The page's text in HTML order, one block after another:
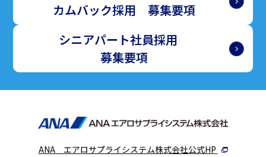
カムバック採用 募集要項
シニアパート社員採用
募集要項
ANA エアロサプライシステム株式会社公式HP